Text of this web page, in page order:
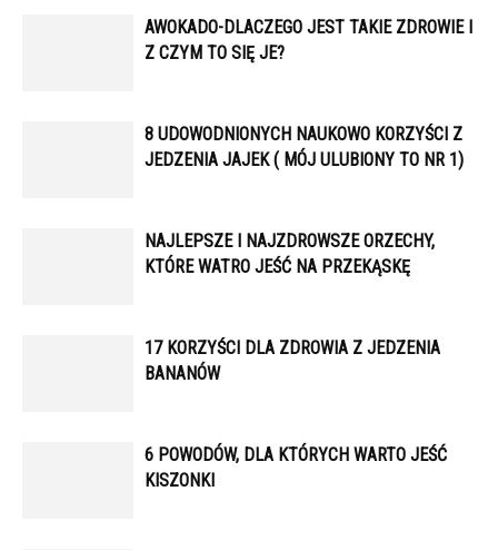
AWOKADO-DLACZEGO JEST TAKIE ZDROWIE I
Z CZYM TO SIĘ JE?
8 UDOWODNIONYCH NAUKOWO KORZYŚCI Z
JEDZENIA JAJEK ( MÓJ ULUBIONY TO NR 1)
NAJLEPSZE I NAJZDROWSZE ORZECHY,
KTÓRE WATRO JEŚĆ NA PRZEKĄSKĘ
17 KORZYŚCI DLA ZDROWIA Z JEDZENIA
BANANÓW
6 POWODÓW, DLA KTÓRYCH WARTO JEŚĆ
KISZONKI